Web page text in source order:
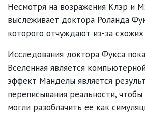
Несмотря на возражения Клэр и
выслеживает доктора Роланда
которого отчуждают из-за
Исследования доктора Фукса
Вселенная является
эффект Манделы является
переписывания реальности,
могли разоблачить ее как